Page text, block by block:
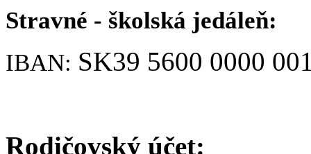
Stravné - školská jedáleň:
IBAN: SK39 5600 0000
Rodičovský účet: